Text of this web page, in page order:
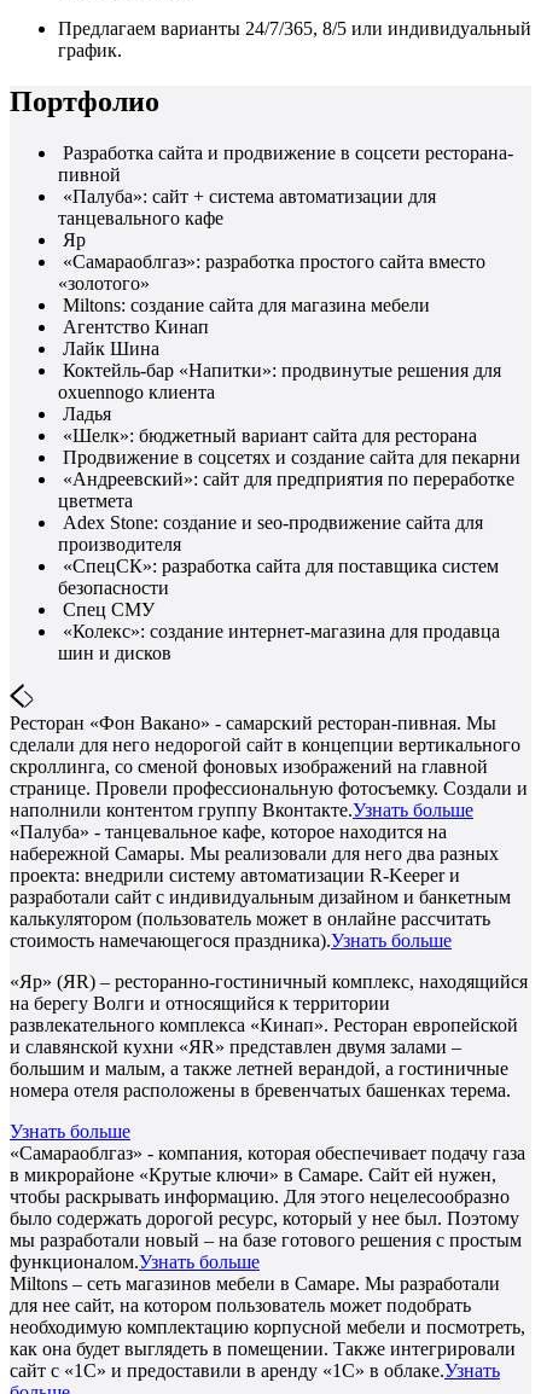
Предлагаем варианты 24/7/365, 8/5 или индивидуальный
график.
Портфолио
Разработка сайта и продвижение в соцсети ресторана-
пивной
«Палуба»: сайт + система автоматизации для
танцевального кафе
Яр
«Самараоблгаз»: разработка простого сайта вместо
«золотого»
Miltons: создание сайта для магазина мебели
Агентство Кинап
Лайк Шина
Коктейль-бар «Напитки»: продвинутые решения для
oxuennogo клиента
Ладья
«Шелк»: бюджетный вариант сайта для ресторана
Продвижение в соцсетях и создание сайта для пекарни
«Андреевский»: сайт для предприятия по переработке
цветмета
Adex Stone: создание и seo-продвижение сайта для
производителя
«СпецСК»: разработка сайта для поставщика систем
безопасности
Спец СМУ
«Колекс»: создание интернет-магазина для продавца
шин и дисков
Ресторан «Фон Вакано» - самарский ресторан-пивная. Мы
сделали для него недорогой сайт в концепции вертикального
скроллинга, со сменой фоновых изображений на главной
странице. Провели профессиональную фотосъемку. Создали и
наполнили контентом группу Вконтакте.Узнать больше
«Палуба» - танцевальное кафе, которое находится на
набережной Самары. Мы реализовали для него два разных
проекта: внедрили систему автоматизации R-Keeper и
разработали сайт с индивидуальным дизайном и банкетным
калькулятором (пользователь может в онлайне рассчитать
стоимость намечающегося праздника).Узнать больше
«Яр» (ЯR) – ресторанно-гостиничный комплекс, находящийся
на берегу Волги и относящийся к территории
развлекательного комплекса «Кинап». Ресторан европейской
и славянской кухни «ЯR» представлен двумя залами –
большим и малым, а также летней верандой, а гостиничные
номера отеля расположены в бревенчатых башенках терема.
Узнать больше
«Самараоблгаз» - компания, которая обеспечивает подачу газа
в микрорайоне «Крутые ключи» в Самаре. Сайт ей нужен,
чтобы раскрывать информацию. Для этого нецелесообразно
было содержать дорогой ресурс, который у нее был. Поэтому
мы разработали новый – на базе готового решения с простым
функционалом.Узнать больше
Miltons – сеть магазинов мебели в Самаре. Мы разработали
для нее сайт, на котором пользователь может подобрать
необходимую комплектацию корпусной мебели и посмотреть,
как она будет выглядеть в помещении. Также интегрировали
сайт с «1С» и предоставили в аренду «1С» в облаке.Узнать